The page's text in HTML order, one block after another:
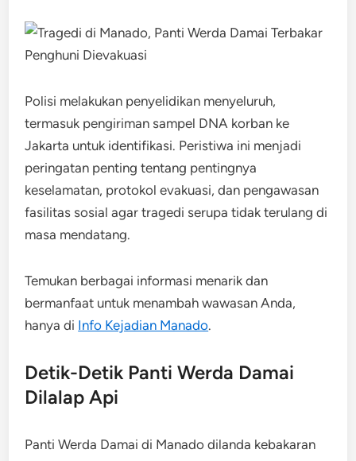
Polisi melakukan penyelidikan menyeluruh,
termasuk pengiriman sampel DNA korban ke
Jakarta untuk identifikasi. Peristiwa ini menjadi
peringatan penting tentang pentingnya
keselamatan, protokol evakuasi, dan pengawasan
fasilitas sosial agar tragedi serupa tidak terulang di
masa mendatang.
Temukan berbagai informasi menarik dan
bermanfaat untuk menambah wawasan Anda,
hanya di Info Kejadian Manado.
Detik-Detik Panti Werda Damai
Dilalap Api
Panti Werda Damai di Manado dilanda kebakaran